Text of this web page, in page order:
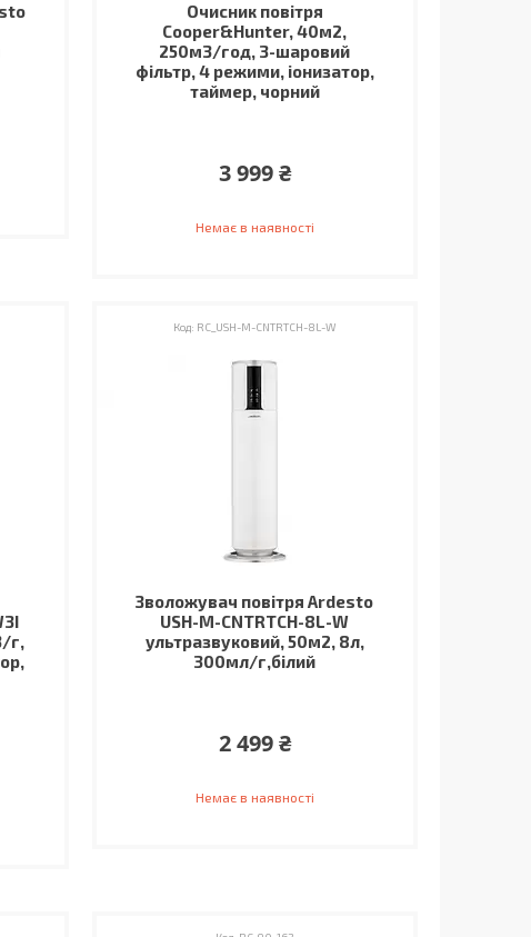
Очисник повітря
Cooper&Hunter, 40м2,
250м3/год, 3-шаровий
фільтр, 4 режими, іонизатор,
таймер, чорний
3 999 ₴
Немає в наявності
г,
RC_USH-M-CNTRTCH-8L-W
Зволожувач повітря Ardesto
USH-M-CNTRTCH-8L-W
ультразвуковий, 50м2, 8л,
300мл/г,білий
2 499 ₴
Немає в наявності